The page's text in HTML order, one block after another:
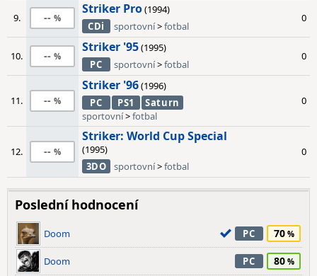
9. --
Striker Pro(1994)
CDi
sportovní>fotbal
0
10. --
Striker '95(1995)
PC
sportovní>fotbal
0
11. --
Striker '96(1996)
PC
PS1
Saturn
sportovní>fotbal
0
12. --
Striker: World Cup Special
(1995)
3DO
sportovní>fotbal
0
Poslední hodnocení
Doom PC 70
Doom PC 80